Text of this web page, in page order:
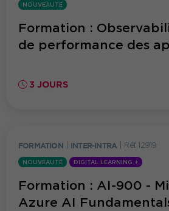
NOUVEAUTÉ
Formation :
de performance des
3 JOURS
FORMATION INTER-INTRA Réf. 12919
NOUVEAUTÉ DIGITAL LEARNING +
Formation : AI-900 -
Azure AI